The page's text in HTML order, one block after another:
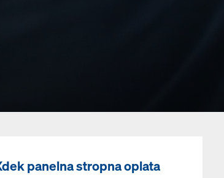
panelna stropna oplata